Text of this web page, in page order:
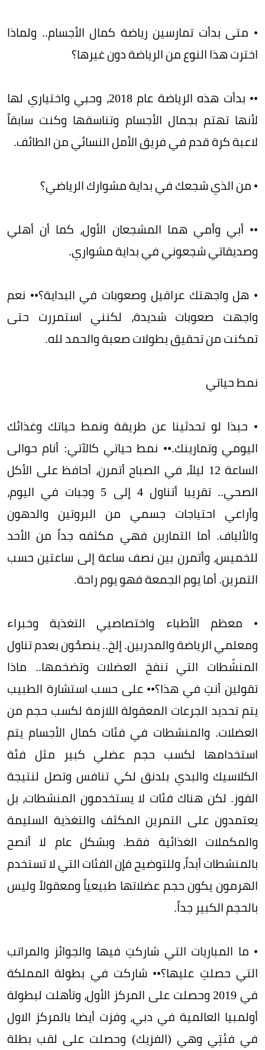
• متى بدأت تمارسين رياضة كمال الأجسام.. ولماذا
اخترت هذا النوع من الرياضة دون غيرها؟
•• بدأت هذه الرياضة عام 2018، وحبي واختياري لها
لأنها تهتم بجمال الأجسام وتناسقها وكنت سابقاً
لاعبة كرة قدم في فريق الأمل النسائي من الطائف.
• من الذي شجعك في بداية مشوارك الرياضي؟
•• أبي وأمي هما المشجعان الأول، كما أن أهلي
وصديقاتي شجعوني في بداية مشواري.
• هل واجهتك عراقيل وصعوبات في البداية؟•• نعم
واجهت صعوبات شديدة، لكنني استمررت حتى
تمكنت من تحقيق بطولات صعبة والحمد لله.
نمط حياتي
• حبذا لو تحدثينا عن طريقة ونمط حياتك وغذائك
اليومي وتمارينك.•• نمط حياتي كالآتي: أنام حوالى
الساعة 12 ليلاً، في الصباح أتمرن، أحافظ على الأكل
الصحي.. تقريبا أتناول 4 إلى 5 وجبات في اليوم،
وأراعي احتياجات جسمي من البروتين والدهون
والألياف. أما التمارين فهي مكثفه جداً من الأحد
للخميس، وأتمرن بين نصف ساعة إلى ساعتين حسب
التمرين. أما يوم الجمعة فهو يوم راحة.
• معظم الأطباء واختصاصيي التغذية وخبراء
ومعلمي الرياضة والمدربين. إلخ.. ينصحُون بعدم تناول
المنشّطات التي تنفخ العضلات وتضخمها.. ماذا
تقولين أنتِ في هذا؟•• على حسب استشارة الطبيب
يتم تحديد الجرعات المعقولة اللازمة لكسب حجم من
العضلات. والمنشطات في فئات كمال الأجسام يتم
استخدامها لكسب حجم عضلي كبير مثل فئة
الكلاسيك والبدي بلدنق لكي تنافس وتصل لنتيجة
الفوز. لكن هناك فئات لا يستخدمون المنشطات، بل
يعتمدون على التمرين المكثف والتغذية السليمة
والمكملات الغذائية فقط. وبشكل عام لا أنصح
بالمنشطات أبداً، وللتوضيح فإن الفئات التي لا تستخدم
الهرمون يكون حجم عضلاتها طبيعياً ومعقولاً وليس
بالحجم الكبير جداً.
• ما المباريات التي شاركتِ فيها والجوائز والمراتب
التي حصلتِ عليها؟•• شاركت في بطولة المملكة
في 2019 وحصلت على المركز الأول، وتأهلت لبطولة
أولمبيا العالمية في دبي، وفزت أيضا بالمركز الاول
في فئتِي وهي (الفزيك) وحصلت على لقب بطلة